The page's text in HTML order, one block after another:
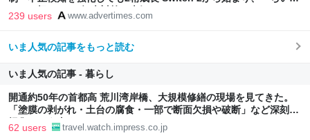
わ」で極まった“転売対策の本気”
239 users www.advertimes.com
いま人気の記事をもっと読む
いま人気の記事 - 暮らし
開通約50年の首都高 荒川湾岸橋、大規模修繕の現場を見てきた。
「塗膜の剥がれ・土台の腐食・一部で断面欠損や破断」など深刻な
損傷、どう直す？
62 users travel.watch.impress.co.jp